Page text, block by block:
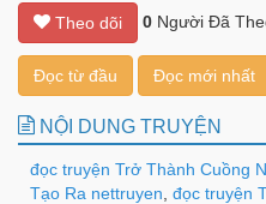
Theo dõi 0 Người Đã
Đọc từ đầu Đọc mới nhất
NỘI DUNG TRUYỆN
đọc truyện Trở Thành Cuồng
Tạo Ra nettruyen đọc truyện